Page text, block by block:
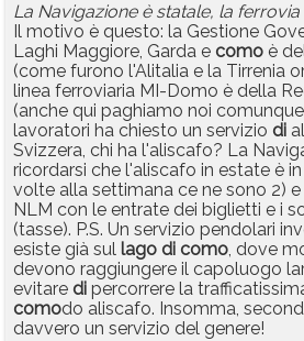
La Navigazione è statale, la
Il motivo è questo: la Gestione
Laghi Maggiore, Garda e como è
(come furono l'Alitalia e la Tirrenia
linea ferroviaria MI-Domo è della
(anche qui paghiamo noi
lavoratori ha chiesto un servizio di
Svizzera, chi ha l'aliscafo? La
ricordarsi che l'aliscafo in estate è
volte alla settimana ce ne sono 2)
NLM con le entrate dei biglietti e i
(tasse). P.S. Un servizio pendolari
esiste già sul lago di como, dove
devono raggiungere il capoluogo
evitare di percorrere la
comodo aliscafo. Insomma,
davvero un servizio del genere!